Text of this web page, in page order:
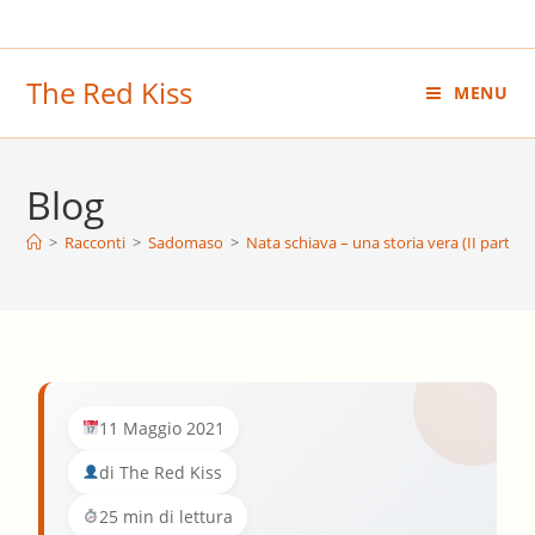
al
The Red Kiss MENU
Blog
> Racconti > Sadomaso > Nata schiava – una storia vera (II parte)
11 Maggio 2021
di The Red Kiss
25 min di lettura